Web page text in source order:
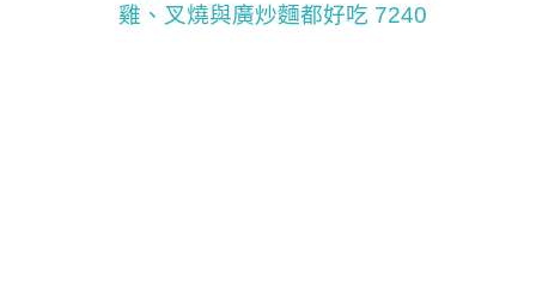
雞、叉燒與廣炒麵都好吃 7240